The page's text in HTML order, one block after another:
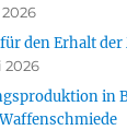
2026
den Erhalt
2026
in